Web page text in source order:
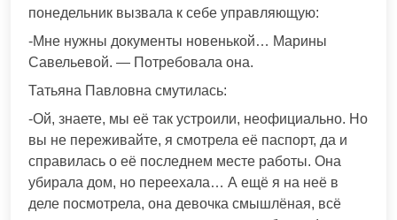
понедельник вызвала к себе управляющую:
-Мне нужны документы новенькой… Марины
Савельевой. — Потребовала она.
Татьяна Павловна смутилась:
-Ой, знаете, мы её так устроили, неофициально. Но
вы не переживайте, я смотрела её паспорт, да и
справилась о её последнем месте работы. Она
убирала дом, но переехала… А ещё я на неё в
деле посмотрела, она девочка смышлёная, всё